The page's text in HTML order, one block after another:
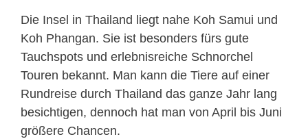
Die Insel in Thailand liegt nahe Koh Samui und
Koh Phangan. Sie ist besonders fürs gute
Tauchspots und erlebnisreiche Schnorchel
Touren bekannt. Man kann die Tiere auf einer
Rundreise durch Thailand das ganze Jahr lang
besichtigen, dennoch hat man von April bis Juni
größere Chancen.